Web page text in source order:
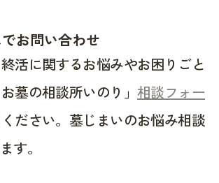
お問い合わせ
活に関するお悩みやお困りごと
墓の相談所いのり」相談フォー
ださい。墓じまいのお悩み相談
す。